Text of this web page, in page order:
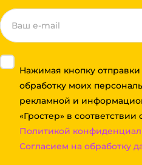
Нажимая кнопку
обработку моих
рекламной и
«Гростер» в соответствии
Политикой
Согласием на обработку